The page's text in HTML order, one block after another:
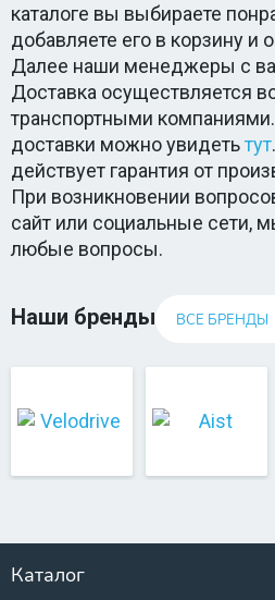
каталоге вы выбираете
добавляете его в корзину и
Далее наши менеджеры с
Доставка осуществляется
транспортными
доставки можно увидетьтут
действует гарантия от
При возникновении
сайт или социальные сети,
любые вопросы.
Наши бренды ВСЕ БРЕНДЫ
Каталог